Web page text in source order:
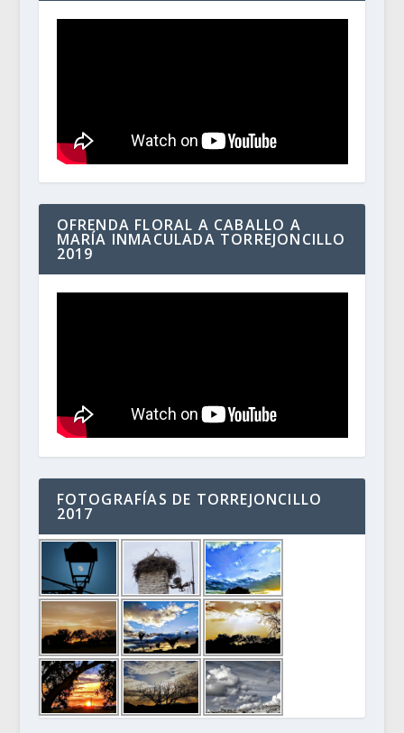
OFRENDA FLORAL A CABALLO A
MARÍA INMACULADA TORREJONCILLO
2019
FOTOGRAFÍAS DE TORREJONCILLO
2017